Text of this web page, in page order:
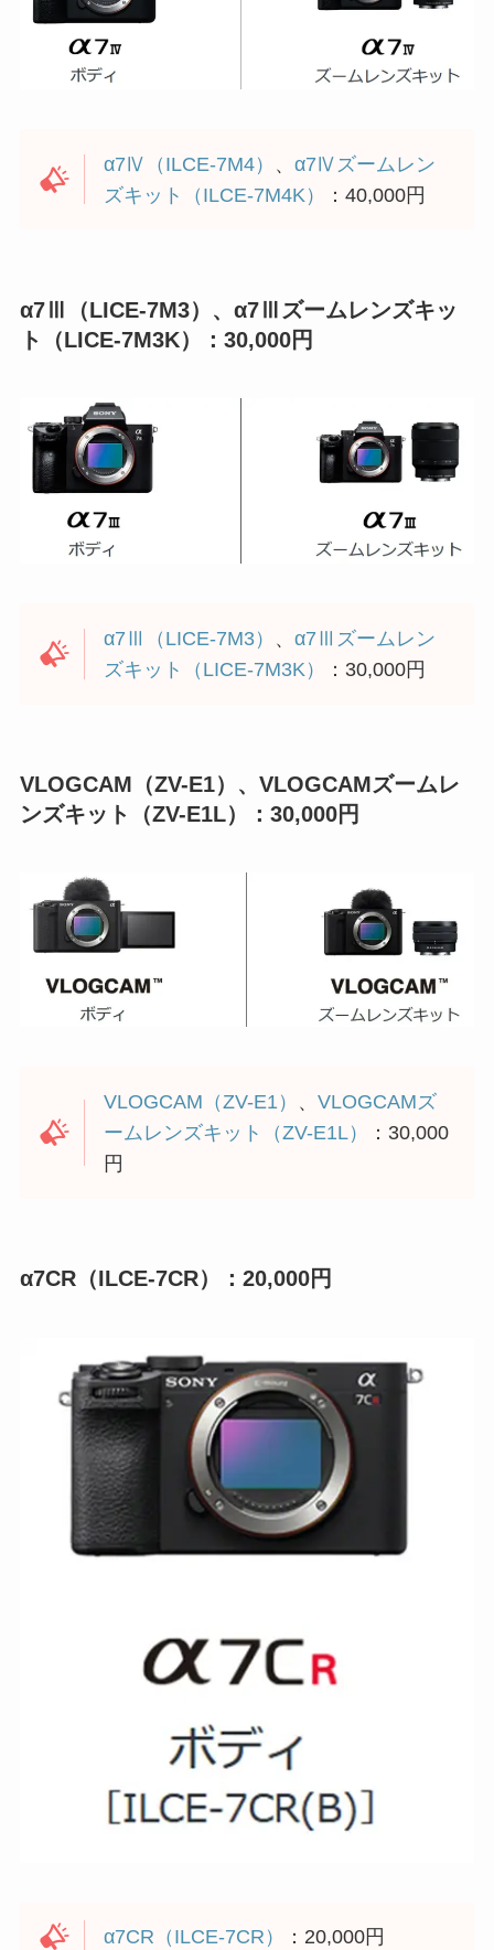
α7Ⅳ（ILCE-7M4） 、α7Ⅳズームレン
ズキット（ILCE-7M4K）
：40,000円
α7Ⅲ（LICE-7M3）、α7Ⅲズームレンズキッ
ト（LICE-7M3K）：30,000円
α7Ⅲ（LICE-7M3） 、α7Ⅲズームレン
ズキット（LICE-7M3K）
：30,000円
VLOGCAM（ZV-E1）、VLOGCAMズームレ
ンズキット（ZV-E1L）：30,000円
VLOGCAM（ZV-E1） 、VLOGCAMズ
ームレンズキット（ZV-E1L）
：30,000
円
α7CR（ILCE-7CR）：20,000円
α7CR（ILCE-7CR） ：20,000円